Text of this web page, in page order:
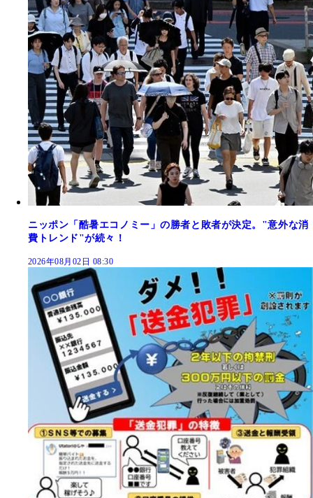
ニッポン「酷暑エコノミー」の勝者と敗者が決定。"意外な消
費トレンド"が続々！
2026年08月02日 08:30